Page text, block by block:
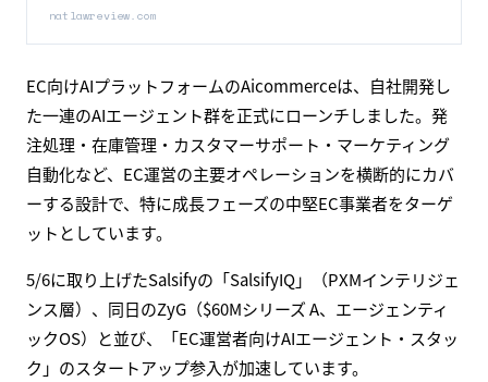
natlawreview.com
EC向けAIプラットフォームのAicommerceは、自社開発し
た一連のAIエージェント群を正式にローンチしました。発
注処理・在庫管理・カスタマーサポート・マーケティング
自動化など、EC運営の主要オペレーションを横断的にカバ
ーする設計で、特に成長フェーズの中堅EC事業者をターゲ
ットとしています。
5/6に取り上げたSalsifyの「SalsifyIQ」（PXMインテリジェ
ンス層）、同日のZyG（$60Mシリーズ A、エージェンティ
ックOS）と並び、「EC運営者向けAIエージェント・スタッ
ク」のスタートアップ参入が加速しています。